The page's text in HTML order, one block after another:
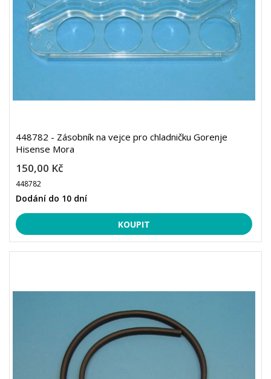
448782 - Zásobník na vejce pro chladničku Gorenje
Hisense Mora
150,00 Kč
448782
Dodání do 10 dní